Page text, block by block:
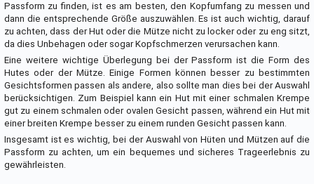
Passform zu finden, ist es am besten, den Kopfumfang zu messen und
dann die entsprechende Größe auszuwählen. Es ist auch wichtig, darauf
zu achten, dass der Hut oder die Mütze nicht zu locker oder zu eng sitzt,
da dies Unbehagen oder sogar Kopfschmerzen verursachen kann.
Eine weitere wichtige Überlegung bei der Passform ist die Form des
Hutes oder der Mütze. Einige Formen können besser zu bestimmten
Gesichtsformen passen als andere, also sollte man dies bei der Auswahl
berücksichtigen. Zum Beispiel kann ein Hut mit einer schmalen Krempe
gut zu einem schmalen oder ovalen Gesicht passen, während ein Hut mit
einer breiten Krempe besser zu einem runden Gesicht passen kann.
Insgesamt ist es wichtig, bei der Auswahl von Hüten und Mützen auf die
Passform zu achten, um ein bequemes und sicheres Trageerlebnis zu
gewährleisten.